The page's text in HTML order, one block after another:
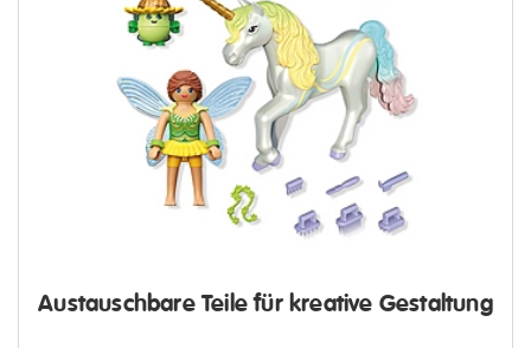
Austauschbare Teile für kreative Gestaltung